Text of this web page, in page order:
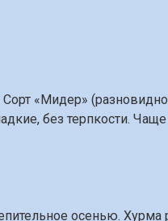
«Мидер»
без терпкости.
осенью. Хурма